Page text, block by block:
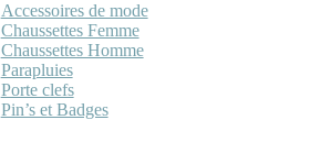
Accessoires de mode
Chaussettes Femme
Chaussettes Homme
Parapluies
Porte clefs
Pin’s et Badges